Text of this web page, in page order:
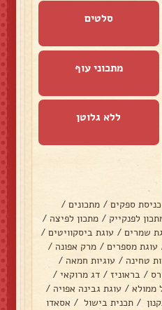
סלטים
מתכוני עוף
ללא גלוטן
כניסת ספקים / מתכונים /
לפנקייק / מתכון לפיצה /
שמרים / עוגת ביסקוויטים /
עוגת מספרים / מרק אפונה /
טחינה / עוגיות חמאה /
/ בראוניז / דג מרוקאי /
ממולא / עוגת גבינה אפויה /
/ תכנית בישול / אסאדו